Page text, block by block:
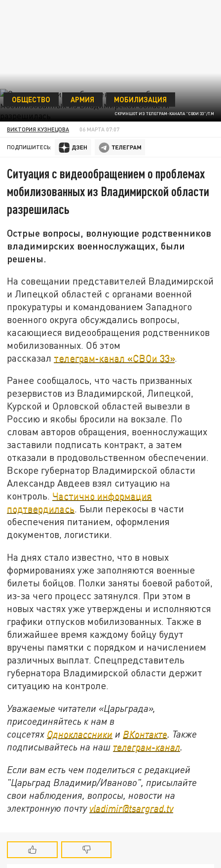
СКРИНШОТ ИЗ ТЕЛЕГРАМ-КАНАЛА "СВОИ 33"/T.M
ОБЩЕСТВО АРМИЯ МОБИЛИЗАЦИЯ
ВИКТОРИЯ КУЗНЕЦОВА 06 МАРТА 07:07
ПОДПИШИТЕСЬ:
Ситуация с видеообращением о проблемах
мобилизованных из Владимирской области
разрешилась
Острые вопросы, волнующие родственников
владимирских военнослужащих, были
решены.
На совещании представителей Владимирской
и Липецкой областей с органами военной
прокуратуры и командованием Западного
военного округа обсуждались вопросы,
касающиеся видеообращения родственников
мобилизованных. Об этом
рассказал телеграм-канал «СВОи 33».
Ранее сообщалось, что часть призванных
резервистов из Владимирской, Липецкой,
Курской и Орловской областей вывезли в
Россию и якобы бросили на вокзале. По
словам авторов обращения, военнослужащих
заставили подписать контракт, а затем
отказали в продовольственном обеспечении.
Вскоре губернатор Владимирской области
Александр Авдеев взял ситуацию на
контроль. Частично информация
подтвердилась. Были перекосы в части
обеспечения питанием, оформления
документов, логистики.
На днях стало известно, что в новых
формированиях уже заполняются военные
билеты бойцов. Полки заняты боевой работой,
из-за чего процесс затянулся. При этом в
новых частях уже утверждены и исполняются
графики отпусков мобилизованных. Также в
ближайшее время каждому бойцу будут
вручены памятки с порядком и начислением
различных выплат. Спецпредставитель
губернатора Владимирской области держит
ситуацию на контроле.
Уважаемые читатели «Царьграда»,
присоединяйтесь к нам в
соцсетях Одноклассники и ВКонтакте. Также
подписывайтесь на наш телеграм-канал.
Если вам есть чем поделиться с редакцией
"Царьград Владимир/Иваново", присылайте
свои наблюдения, вопросы, новости на
электронную почту vladimir@tsargrad.tv